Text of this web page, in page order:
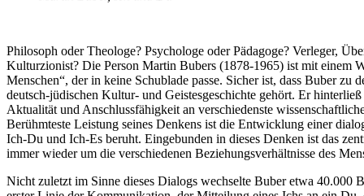
Philosoph oder Theologe? Psychologe oder Pädagoge? Verleger,
Kulturzionist? Die Person Martin Bubers (1878-1965) ist mit einem
Menschen“, der in keine Schublade passe. Sicher ist, dass Buber zu
deutsch-jüdischen Kultur- und Geistesgeschichte gehört. Er
Aktualität und Anschlussfähigkeit an verschiedenste
Berühmteste Leistung seines Denkens ist die Entwicklung einer
Ich-Du und Ich-Es beruht. Eingebunden in dieses Denken ist das
immer wieder um die verschiedenen Beziehungsverhältnisse des
Nicht zuletzt im Sinne dieses Dialogs wechselte Buber etwa